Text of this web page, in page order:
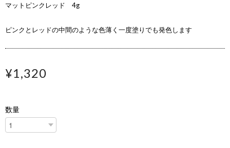
マットピンクレッド 4g
ピンクとレッドの中間のような色薄く一度塗りでも発色します
¥1,320
数量